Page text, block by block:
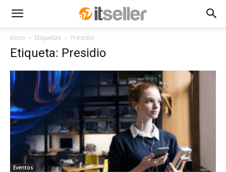
Inicio Etiquetas Presidio
Etiqueta: Presidio
Eventos